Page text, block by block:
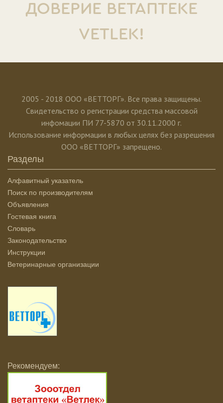
ДОВЕРИЕ ВЕТАПТЕКЕ
VETLEK!
2005 - 2018 ООО «ВЕТТОРГ». Все права защищены.
Свидетельство о регистрации средства массовой
инфомации ПИ 77-5870 от 30.11.2000 г.
Использование информации в любых целях без разрешения
ООО «ВЕТТОРГ» запрещено.
Разделы
Алфавитный указатель
Поиск по производителям
Объявления
Гостевая книга
Словарь
Законодательство
Инструкции
Ветеринарные организации
Рекомендуем: